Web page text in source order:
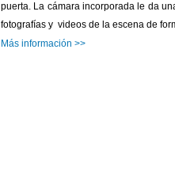
puerta. La cámara incorporada le da
fotografías y videos de la escena de
Más información >>